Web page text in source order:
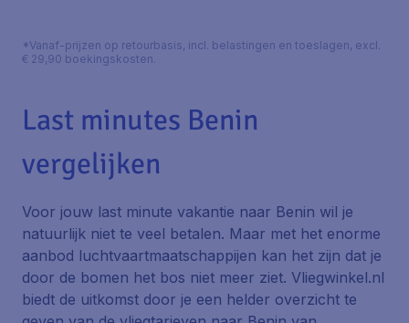
*Vanaf-prijzen op retourbasis, incl. belastingen en toeslagen, excl.
€ 29,90 boekingskosten.
Last minutes Benin
vergelijken
Voor jouw last minute vakantie naar Benin wil je
natuurlijk niet te veel betalen. Maar met het enorme
aanbod luchtvaartmaatschappijen kan het zijn dat je
door de bomen het bos niet meer ziet. Vliegwinkel.nl
biedt de uitkomst door je een helder overzicht te